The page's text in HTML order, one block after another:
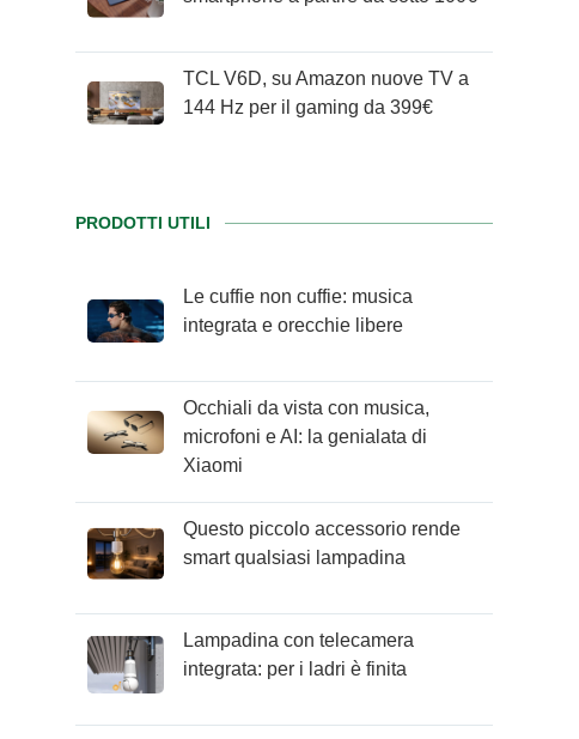
TCL V6D, su Amazon nuove TV a
144 Hz per il gaming da 399€
PRODOTTI UTILI
Le cuffie non cuffie: musica
integrata e orecchie libere
Occhiali da vista con musica,
microfoni e AI: la genialata di
Xiaomi
Questo piccolo accessorio rende
smart qualsiasi lampadina
Lampadina con telecamera
integrata: per i ladri è finita